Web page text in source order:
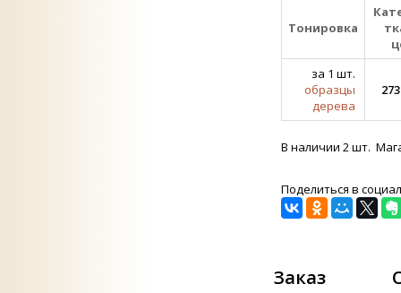
Тонировка
за 1 шт.
образцы
дерева
В наличии 2 шт.
Поделиться в
Заказ